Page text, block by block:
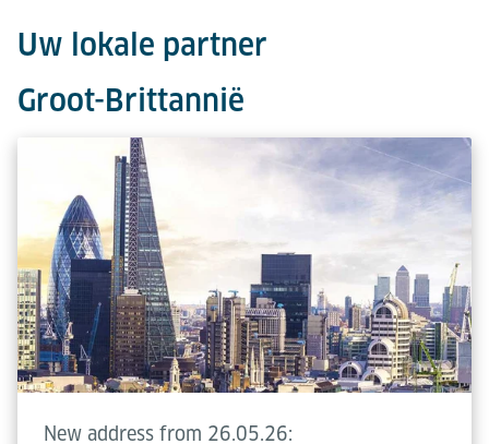
Uw lokale partner
Groot-Brittannië
New address from 26.05.26: